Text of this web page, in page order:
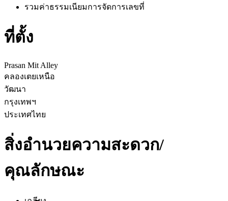
รวมค่าธรรมเนียมการจัดการเลขที่
ที่ตั้ง
Prasan Mit Alley
คลองเตยเหนือ
วัฒนา
กรุงเทพฯ
ประเทศไทย
สิ่งอำนวยความสะดวก/
คุณลักษณะ